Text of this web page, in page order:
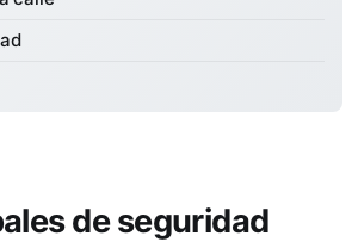
de seguridad